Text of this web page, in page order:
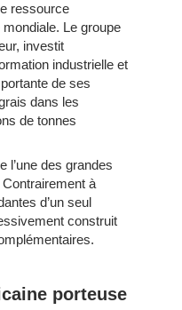
ressource
mondiale. Le groupe
investit
industrielle et
de ses
dans les
de tonnes
l’une des grandes
à
d’un seul
construit
porteuse